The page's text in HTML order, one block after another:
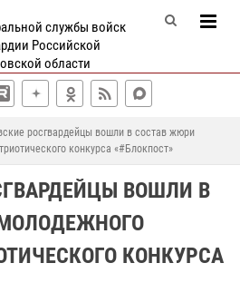
службы войск
Российской
области
росгвардейцы вошли в состав жюри
конкурса «#Блокпост»
ВОШЛИ В
КОНКУРСА